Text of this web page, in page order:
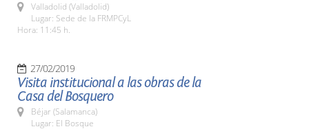
Valladolid (Valladolid)
Lugar: Sede de la FRMPCyL
Hora: 11:45 h.
27/02/2019
Visita institucional a las obras de la
Casa del Bosquero
Béjar (Salamanca)
Lugar: El Bosque